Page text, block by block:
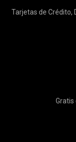
Tarjetas de Crédito,
Gratis